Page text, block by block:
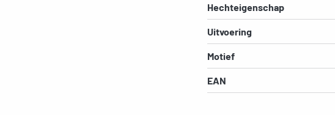
Hechteigenschap
Uitvoering
Motief
EAN